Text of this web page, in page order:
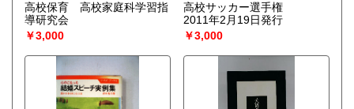
高校保育 高校家庭科学習指
導研究会
￥3,000
高校サッカー選手権
2011年2月19日発行
￥3,000